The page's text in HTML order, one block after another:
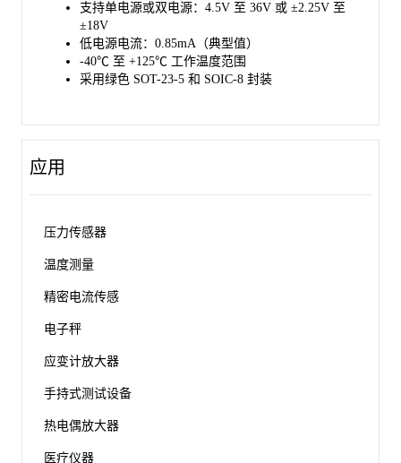
支持单电源或双电源：4.5V 至 36V 或 ±2.25V 至
±18V
低电源电流：0.85mA（典型值）
-40℃ 至 +125℃ 工作温度范围
采用绿色 SOT-23-5 和 SOIC-8 封装
应用
压力传感器
温度测量
精密电流传感
电子秤
应变计放大器
手持式测试设备
热电偶放大器
医疗仪器